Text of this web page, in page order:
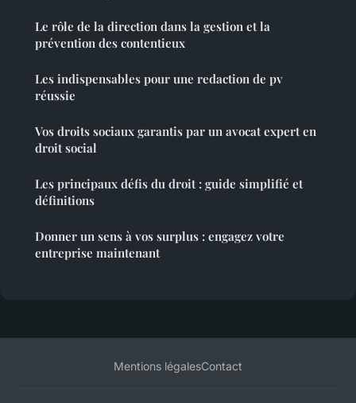
Le rôle de la direction dans la gestion et la
prévention des contentieux
Les indispensables pour une redaction de pv
réussie
Vos droits sociaux garantis par un avocat expert en
droit social
Les principaux défis du droit : guide simplifié et
définitions
Donner un sens à vos surplus : engagez votre
entreprise maintenant
Mentions légalesContact